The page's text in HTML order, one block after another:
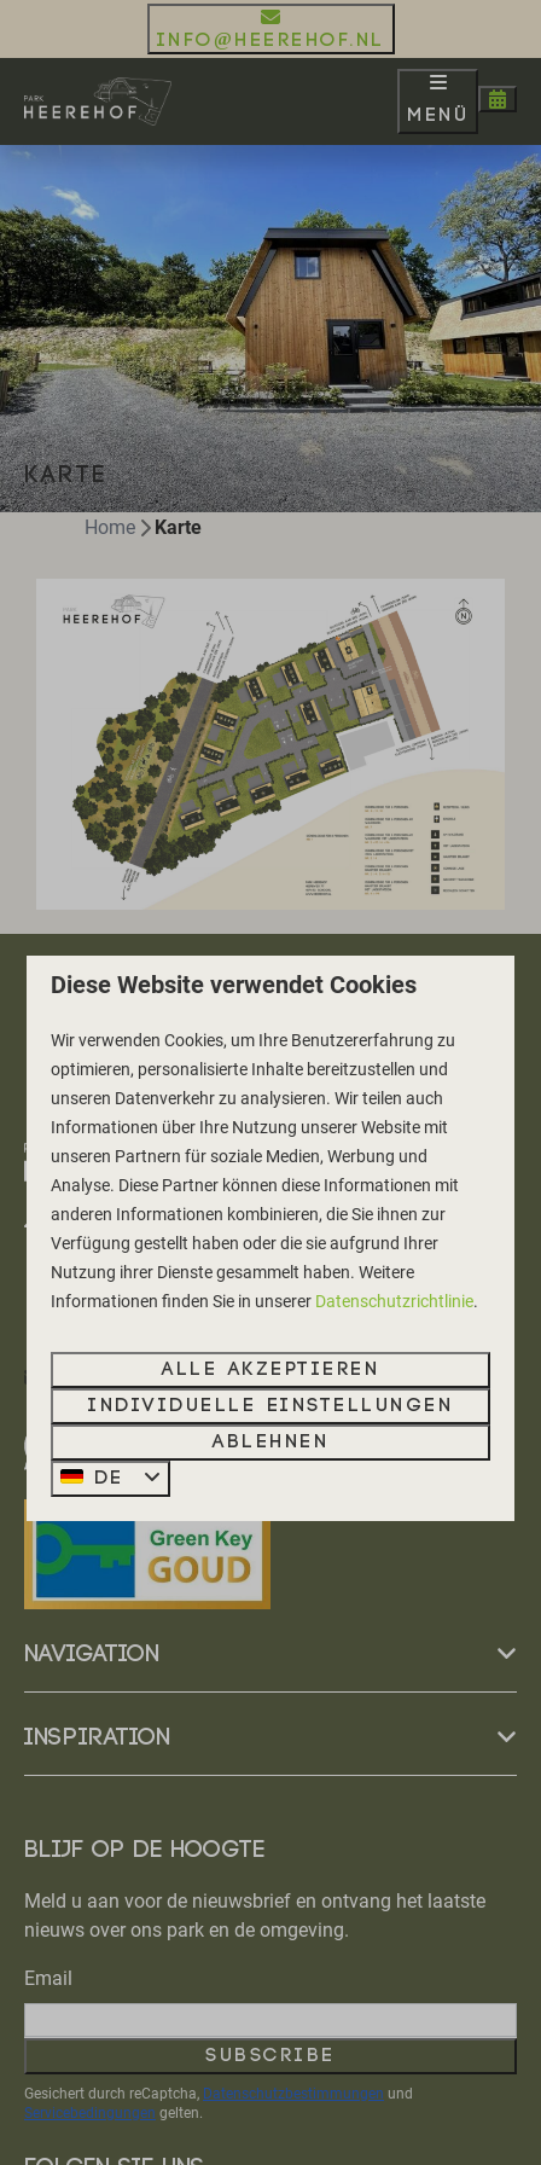
info@heerehof.nl
Menü
KARTE
Home Karte
Bezahlen Sie sicher
Heereweg 77
1871 EC Schoorl
Noord-Holland
Nederland
info@heerehof.nl
Senden Sie uns eine Whatsapp-Nachricht
Navigation
Inspiration
Blijf op de hoogte
Meld u aan voor de nieuwsbrief en ontvang het laatste
nieuws over ons park en de omgeving.
Email
Subscribe
Gesichert durch reCaptcha, Datenschutzbestimmungen und
Servicebedingungen gelten.
Diese Website verwendet Cookies
Wir verwenden Cookies, um Ihre Benutzererfahrung zu
optimieren, personalisierte Inhalte bereitzustellen und
unseren Datenverkehr zu analysieren. Wir teilen auch
Informationen über Ihre Nutzung unserer Website mit
unseren Partnern für soziale Medien, Werbung und
Analyse. Diese Partner können diese Informationen mit
anderen Informationen kombinieren, die Sie ihnen zur
Verfügung gestellt haben oder die sie aufgrund Ihrer
Nutzung ihrer Dienste gesammelt haben. Weitere
Informationen finden Sie in unserer Datenschutzrichtlinie.
Alle akzeptieren
Individuelle Einstellungen
Ablehnen
DE